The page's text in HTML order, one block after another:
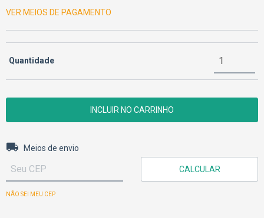
VER MEIOS DE PAGAMENTO
Quantidade
Entregas para o CEP:
Meios de envio
CALCULAR
NÃO SEI MEU CEP